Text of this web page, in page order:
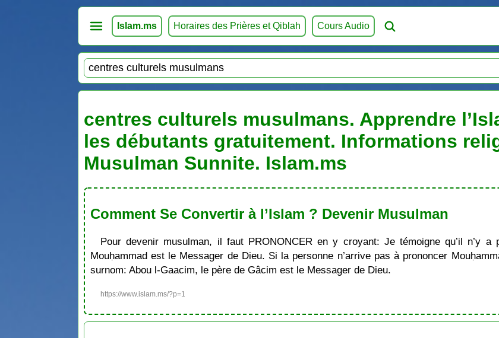
Islam.ms Horaires des Prières et Qiblah Cours Audio
centres culturels musulmans. Apprendre
les débutants gratuitement. Informations
Musulman Sunnite. Islam.ms
Comment Se Convertir à l’Islam ? Devenir Musulman
Pour devenir musulman, il faut PRONONCER en y croyant: Je témoigne qu’il n’y
Mouḥammad est le Messager de Dieu. Si la personne n’arrive pas à prononcer
surnom: Abou l-Gaacim, le père de Gâcim est le Messager de Dieu.
https://www.islam.ms/?p=1